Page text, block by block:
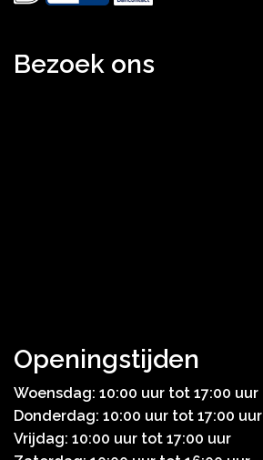
Bezoek ons
Openingstijden
Woensdag: 10:00 uur tot 17:00 uur
Donderdag: 10:00 uur tot 17:00 uur
Vrijdag: 10:00 uur tot 17:00 uur